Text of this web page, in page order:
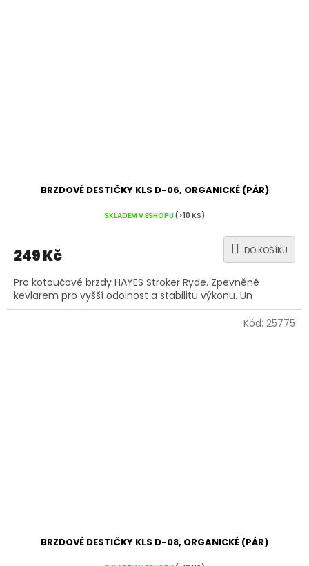
BRZDOVÉ DESTIČKY KLS D-06, ORGANICKÉ (PÁR)
SKLADEM V ESHOPU(>10 KS)
249 Kč DO KOŠÍKU
Pro kotoučové brzdy HAYES Stroker Ryde. Zpevněné
kevlarem pro vyšší odolnost a stabilitu výkonu. Un
BRZDOVÉ DESTIČKY KLS D-08, ORGANICKÉ (PÁR)
Kód: 25775